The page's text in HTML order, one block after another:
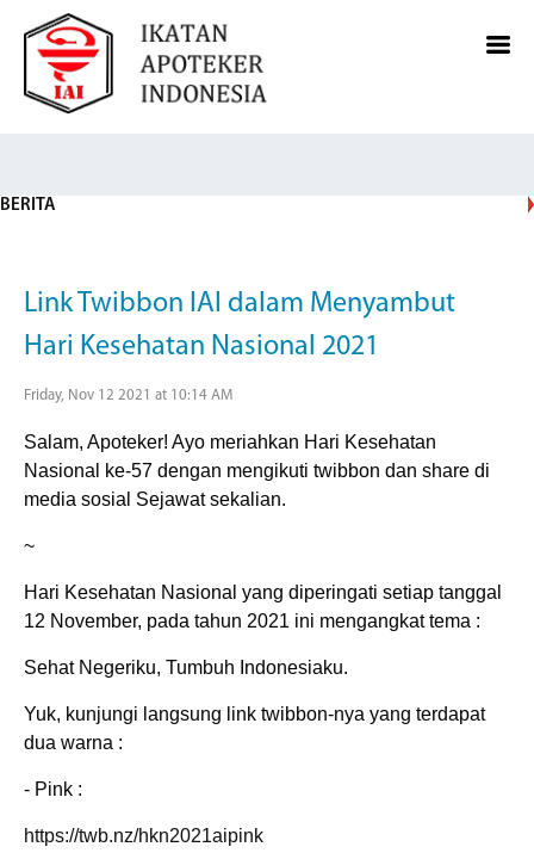
BERITA
Link Twibbon IAI dalam Menyambut
Hari Kesehatan Nasional 2021
Friday, Nov 12 2021 at 10:14 AM
Salam, Apoteker! Ayo meriahkan Hari Kesehatan
Nasional ke-57 dengan mengikuti twibbon dan share di
media sosial Sejawat sekalian.
~
Hari Kesehatan Nasional yang diperingati setiap tanggal
12 November, pada tahun 2021 ini mengangkat tema :
Sehat Negeriku, Tumbuh Indonesiaku.
Yuk, kunjungi langsung link twibbon-nya yang terdapat
dua warna :
- Pink :
https://twb.nz/hkn2021aipink